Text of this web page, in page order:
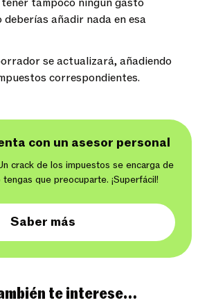
añadir nada en esa
se actualizará, añadiendo
correspondientes.
con un asesor personal
crack de los impuestos se encarga de
que preocuparte. ¡Superfácil!
Saber más
te interese…